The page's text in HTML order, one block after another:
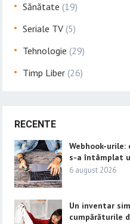
Sănătate (19)
Seriale TV (5)
Tehnologie (29)
Timp Liber (26)
RECENTE
Webhook-
s-a întâmplat
6 august 2026
Un inventar
cumpărăturile